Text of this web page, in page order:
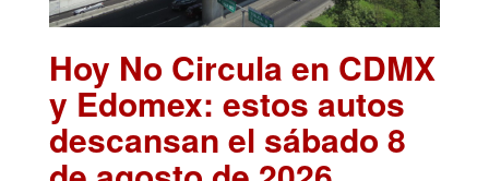
Hoy No Circula en CDMX
y Edomex: estos autos
descansan el sábado 8